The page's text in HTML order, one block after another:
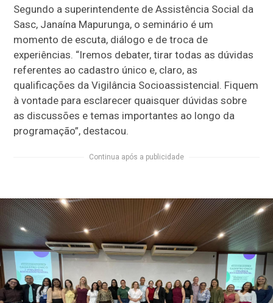
Segundo a superintendente de Assistência Social da
Sasc, Janaína Mapurunga, o seminário é um
momento de escuta, diálogo e de troca de
experiências. “Iremos debater, tirar todas as dúvidas
referentes ao cadastro único e, claro, as
qualificações da Vigilância Socioassistencial. Fiquem
à vontade para esclarecer quaisquer dúvidas sobre
as discussões e temas importantes ao longo da
programação”, destacou.
Continua após a publicidade